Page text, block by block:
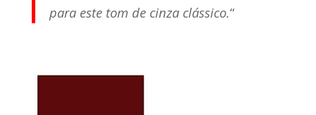
para este tom de cinza clássico.“